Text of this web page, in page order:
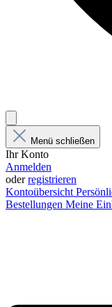
Menü schließen
Ihr Konto
Anmelden
oderregistrieren
Kontoübersicht
Bestellungen Meine